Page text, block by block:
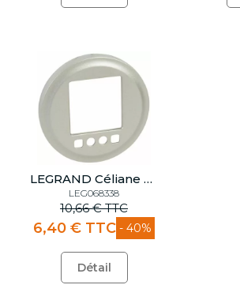
LEGRAND Céliane Enjoliveur interrupteur horaire
LEG068338
10,66 € TTC
6,40 € TTC - 40%
Détail